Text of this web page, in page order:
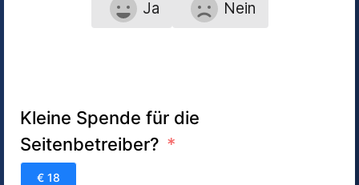
Ja Nein
Kleine Spende für die
Seitenbetreiber?
€ 18